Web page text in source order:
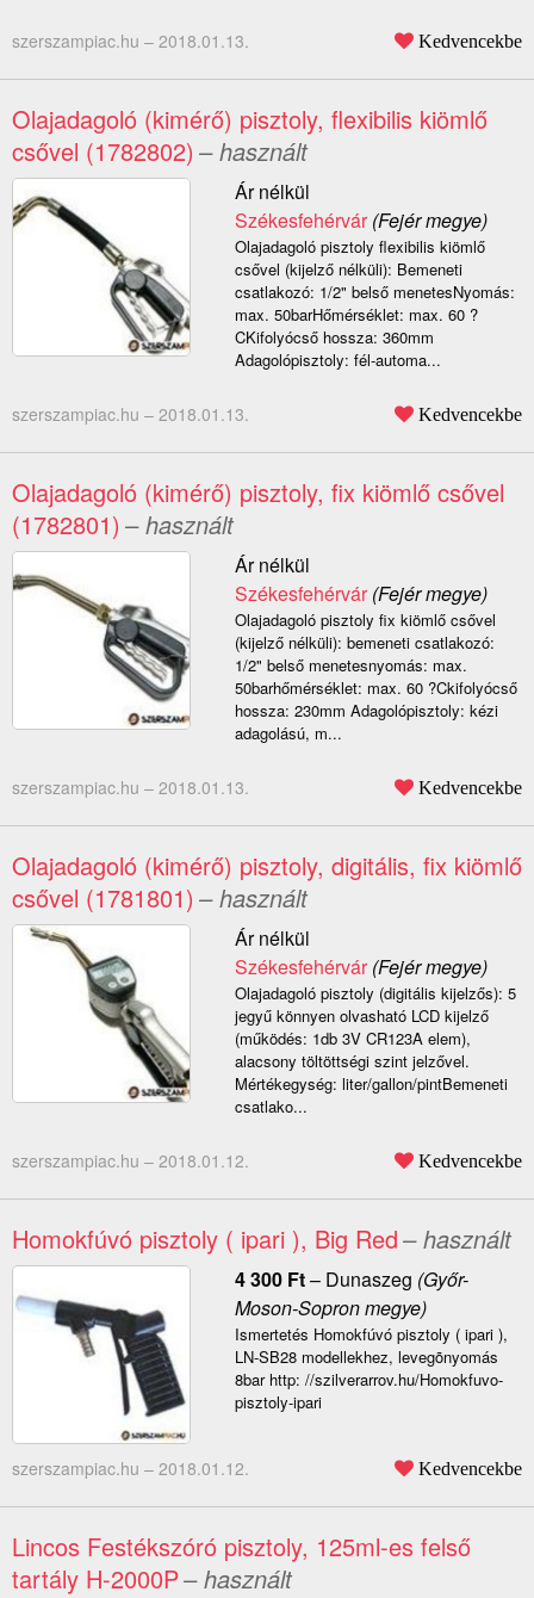
szerszampiac.hu – 2018.01.13. Kedvencekbe
Olajadagoló (kimérő) pisztoly, flexibilis kiömlő
csővel (1782802) – használt
Ár nélkül
Székesfehérvár(Fejér megye)
Olajadagoló pisztoly flexibilis kiömlő
csővel (kijelző nélküli): Bemeneti
csatlakozó: 1/2" belső menetesNyomás:
max. 50barHőmérséklet: max. 60 ?
CKifolyócső hossza: 360mm
Adagolópisztoly: fél-automa...
szerszampiac.hu – 2018.01.13. Kedvencekbe
Olajadagoló (kimérő) pisztoly, fix kiömlő csővel
(1782801) – használt
Ár nélkül
Székesfehérvár(Fejér megye)
Olajadagoló pisztoly fix kiömlő csővel
(kijelző nélküli): bemeneti csatlakozó:
1/2" belső menetesnyomás: max.
50barhőmérséklet: max. 60 ?Ckifolyócső
hossza: 230mm Adagolópisztoly: kézi
adagolású, m...
szerszampiac.hu – 2018.01.13. Kedvencekbe
Olajadagoló (kimérő) pisztoly, digitális, fix kiömlő
csővel (1781801) – használt
Ár nélkül
Székesfehérvár(Fejér megye)
Olajadagoló pisztoly (digitális kijelzős): 5
jegyű könnyen olvasható LCD kijelző
(működés: 1db 3V CR123A elem),
alacsony töltöttségi szint jelzővel.
Mértékegység: liter/gallon/pintBemeneti
csatlako...
szerszampiac.hu – 2018.01.12. Kedvencekbe
Homokfúvó pisztoly ( ipari ), Big Red– használt
4 300 Ft– Dunaszeg (Győr-
Moson-Sopron megye)
Ismertetés Homokfúvó pisztoly ( ipari ),
LN-SB28 modellekhez, levegõnyomás
8bar http: //szilverarrov.hu/Homokfuvo-
pisztoly-ipari
szerszampiac.hu – 2018.01.12. Kedvencekbe
Lincos Festékszóró pisztoly, 125ml-es felső
tartály H-2000P– használt